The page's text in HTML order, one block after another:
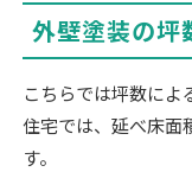
外壁塗装の坪
こちらでは坪数によ
住宅では、延べ床面
す。